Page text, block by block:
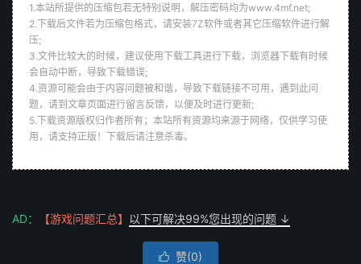
1.本站所提供的压缩包若无特别说明，解压密码均为www.4mf.net;
2.下载后文件若为压缩包格式，请安装7Z软件或者其它压缩软件进行解
压;
3.文件比较大的时候，建议使用下载工具进行下载，浏览器下载有时候
会自动中断，导致下载错误;
4.资源可能会由于内容问题被和谐，导致下载链接不可用，遇到此问
题，请到文章页面进行留言反馈，以便及时进行更新;
5.下载资源版权归作者所有；本站所有资源均来源于网络，仅供学习使
用，请支持正版！下载后请注意杀毒。
AD： 【游戏问题汇总】 以下可解决99%您出现的问题 ↓
 赞(0)